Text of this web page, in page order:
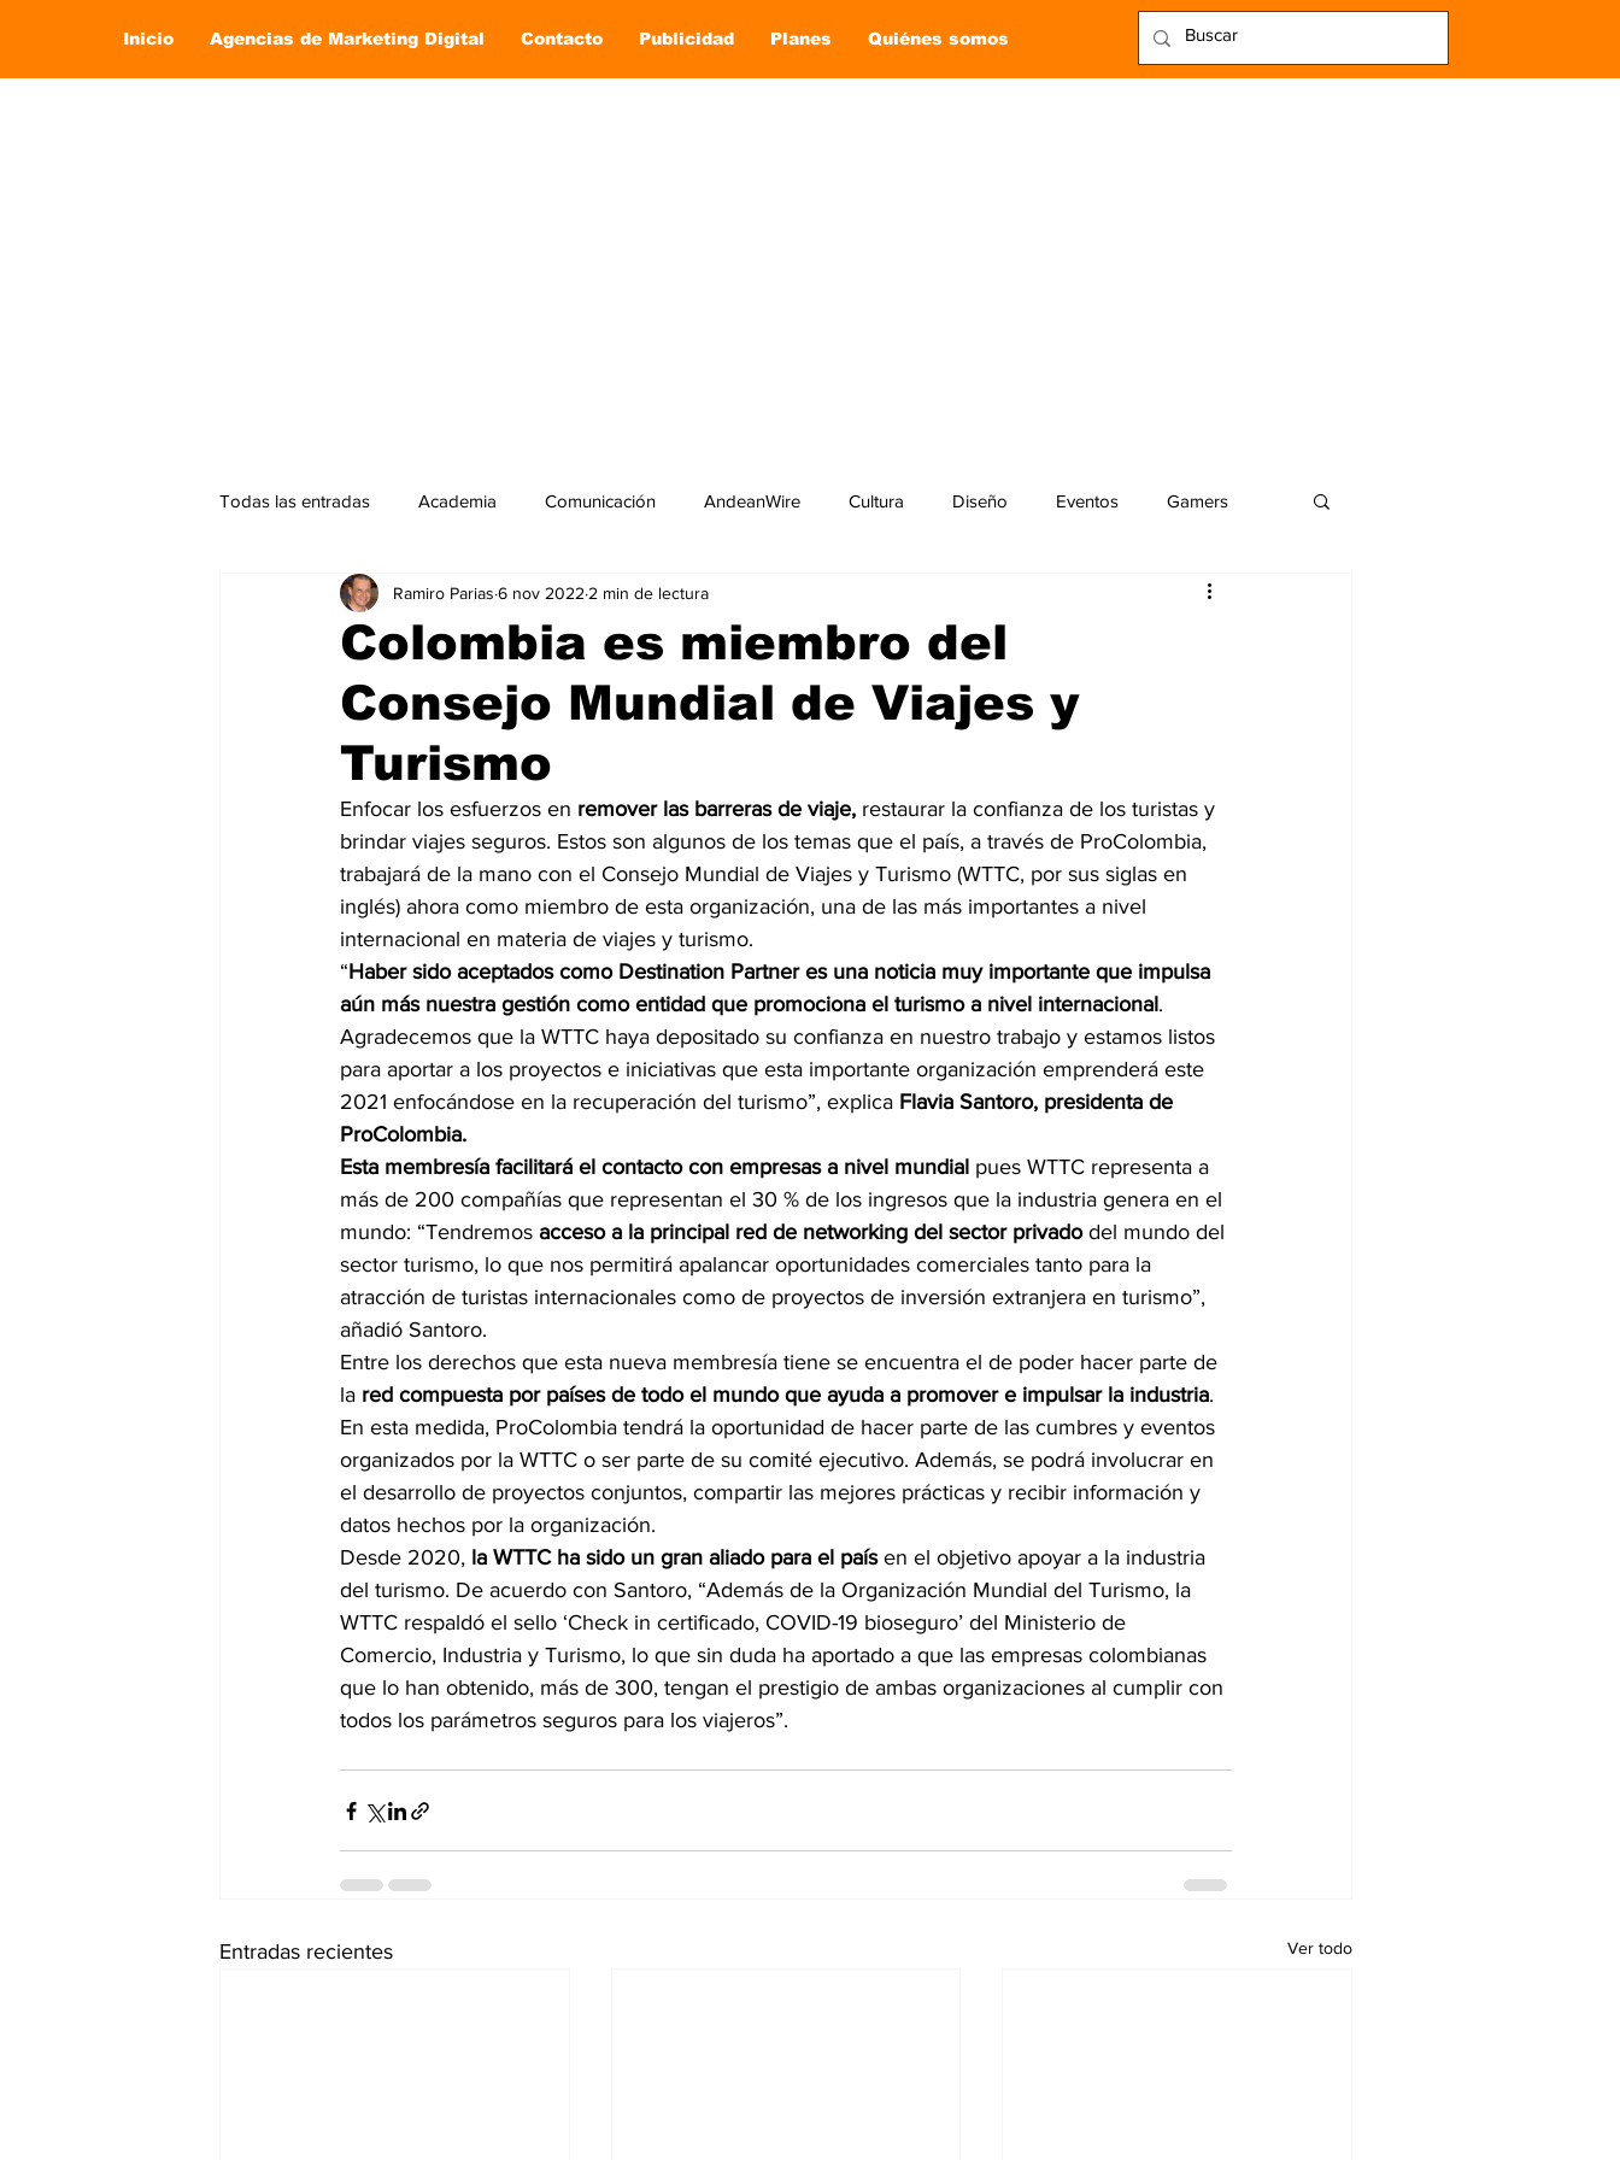
Inicio Agencias de Marketing Digital Contacto Publicidad Planes Quiénes somos
Todas las entradas Academia Comunicación AndeanWire Cultura Diseño Eventos Gamers
Marketing Marketing Digital Negocios Películas
Social Media Marketing Turismo On line Tecnología Un Café Digital Noticias
Sostenibilidad salud
Colombia es miembro del
Consejo Mundial de Viajes y
Turismo
Ramiro Parias 6 nov 2022 2 min de lectura
Enfocar los esfuerzos en remover las barreras de viaje, restaurar la confianza de los turistas y
brindar viajes seguros. Estos son algunos de los temas que el país, a través de ProColombia,
trabajará de la mano con el Consejo Mundial de Viajes y Turismo (WTTC, por sus siglas en
inglés) ahora como miembro de esta organización, una de las más importantes a nivel
internacional en materia de viajes y turismo.
“Haber sido aceptados como Destination Partner es una noticia muy importante que impulsa
aún más nuestra gestión como entidad que promociona el turismo a nivel internacional.
Agradecemos que la WTTC haya depositado su confianza en nuestro trabajo y estamos listos
para aportar a los proyectos e iniciativas que esta importante organización emprenderá este
2021 enfocándose en la recuperación del turismo”, explica Flavia Santoro, presidenta de
ProColombia.
Esta membresía facilitará el contacto con empresas a nivel mundial pues WTTC representa a
más de 200 compañías que representan el 30 % de los ingresos que la industria genera en el
mundo: “Tendremos acceso a la principal red de networking del sector privado del mundo del
sector turismo, lo que nos permitirá apalancar oportunidades comerciales tanto para la
atracción de turistas internacionales como de proyectos de inversión extranjera en turismo”,
añadió Santoro.
Entre los derechos que esta nueva membresía tiene se encuentra el de poder hacer parte de
la red compuesta por países de todo el mundo que ayuda a promover e impulsar la industria.
En esta medida, ProColombia tendrá la oportunidad de hacer parte de las cumbres y eventos
organizados por la WTTC o ser parte de su comité ejecutivo. Además, se podrá involucrar en
el desarrollo de proyectos conjuntos, compartir las mejores prácticas y recibir información y
datos hechos por la organización.
Desde 2020, la WTTC ha sido un gran aliado para el país en el objetivo apoyar a la industria
del turismo. De acuerdo con Santoro, “Además de la Organización Mundial del Turismo, la
WTTC respaldó el sello ‘Check in certificado, COVID-19 bioseguro’ del Ministerio de
Comercio, Industria y Turismo, lo que sin duda ha aportado a que las empresas colombianas
que lo han obtenido, más de 300, tengan el prestigio de ambas organizaciones al cumplir con
todos los parámetros seguros para los viajeros”.
Entradas recientes Ver todo